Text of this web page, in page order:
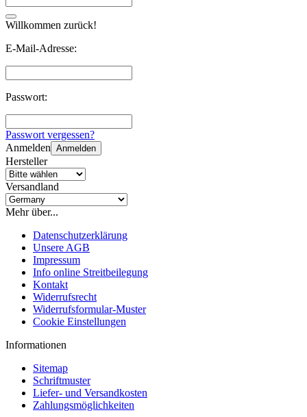
Willkommen zurück!
E-Mail-Adresse:
Passwort:
Passwort vergessen?
Anmelden Anmelden
Hersteller
Versandland
Mehr über...
Datenschutzerklärung
Unsere AGB
Impressum
Info online Streitbeilegung
Kontakt
Widerrufsrecht
Widerrufsformular-Muster
Cookie Einstellungen
Informationen
Sitemap
Schriftmuster
Liefer- und Versandkosten
Zahlungsmöglichkeiten